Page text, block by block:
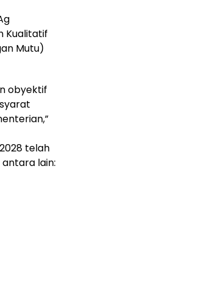
Kualitatif
Mutu)
obyektif
telah
lain: